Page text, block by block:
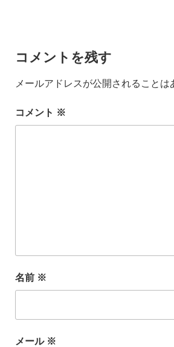
コメントを残す
メールアドレスが公開されることは
コメント ※
名前 ※
メール ※